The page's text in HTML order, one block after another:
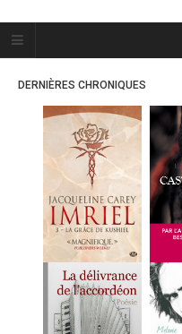
Plume Bleue
« Les mots sont les passants
« Les mots sont les passants
mystérieux de l’âme. »
ACCUEIL
LES PLUMES
MES FUTURES
LECTURES
MES CRITIQUES
DERNIÈRES CHRONIQUES